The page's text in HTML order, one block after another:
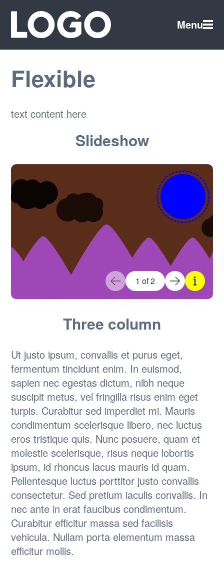
Menu
Flexible
text content here
Slideshow
1 of 2
Three column
Ut justo ipsum, convallis et purus eget,
fermentum tincidunt enim. In euismod,
sapien nec egestas dictum, nibh neque
suscipit metus, vel fringilla risus enim eget
turpis. Curabitur sed imperdiet mi. Mauris
condimentum scelerisque libero, nec luctus
eros tristique quis. Nunc posuere, quam et
molestie scelerisque, risus neque lobortis
ipsum, id rhoncus lacus mauris id quam.
Pellentesque luctus porttitor justo convallis
consectetur. Sed pretium iaculis convallis. In
nec ante in erat faucibus condimentum.
Curabitur efficitur massa sed facilisis
vehicula. Nullam porta elementum massa
efficitur mollis.